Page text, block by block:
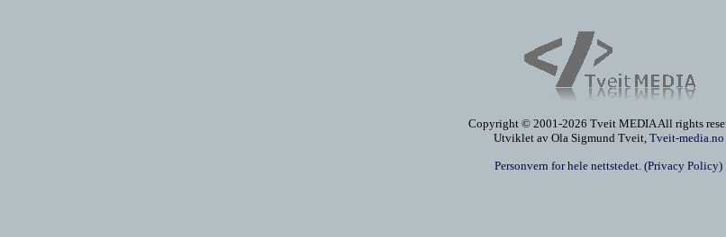
Copyright © 2001-2026 Tveit MEDIA All rights
Utviklet av Ola Sigmund Tveit, Tveit-media.no
Personvern for hele nettstedet. (Privacy Policy)